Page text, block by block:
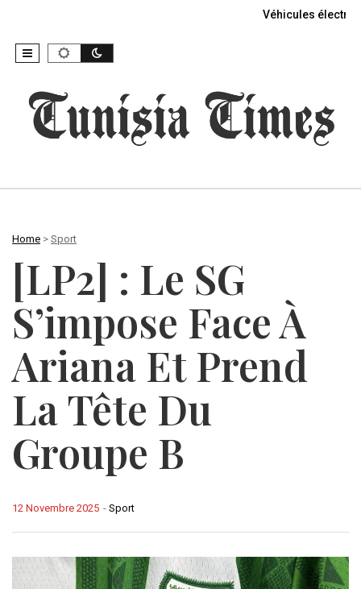
Véhicules
Home > Sport
[LP2] : Le SG
S’impose Face À
Ariana Et Prend
La Tête Du
Groupe B
- Sport
12 Novembre 2025